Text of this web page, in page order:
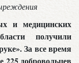
и медицинских
получили
За все время
225 добровольцев